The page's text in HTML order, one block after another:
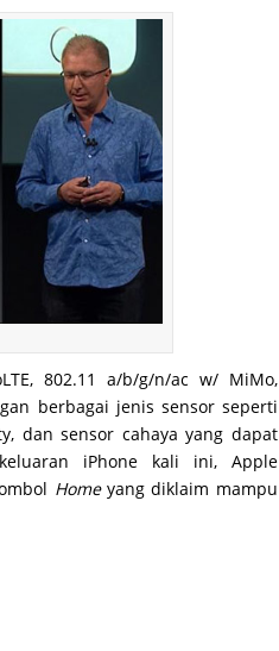
802.11 a/b/g/n/ac w/ MiMo,
berbagai jenis sensor seperti
dan sensor cahaya yang dapat
iPhone kali ini, Apple
Homeyang diklaim mampu